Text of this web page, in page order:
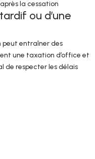
la cessation
ou d’une
peut entraîner des
une taxation d’office et
de respecter les délais